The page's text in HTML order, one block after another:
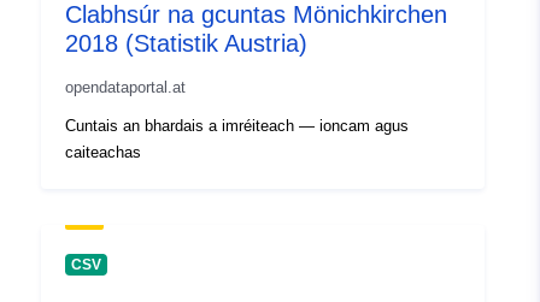
Clabhsúr na gcuntas Mönichkirchen
2018 (Statistik Austria)
opendataportal.at
Cuntais an bhardais a imréiteach — ioncam agus
caiteachas
CSV